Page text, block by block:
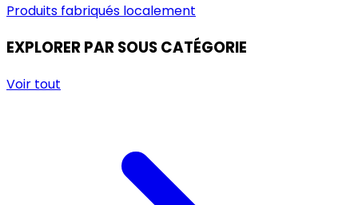
Produits fabriqués localement
EXPLORER PAR SOUS CATÉGORIE
Voir tout